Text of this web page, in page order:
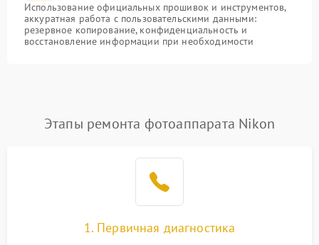
Использование официальных прошивок и инструментов,
аккуратная работа с пользовательскими данными:
резервное копирование, конфиденциальность и
восстановление информации при необходимости
Этапы ремонта фотоаппарата Nikon
1. Первичная диагностика